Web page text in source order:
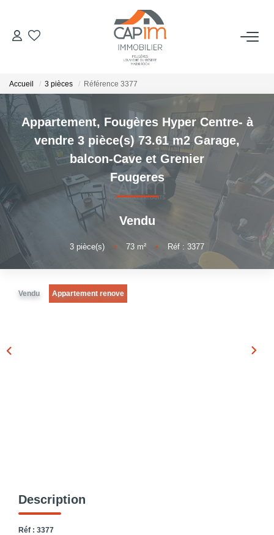
VENTES
NOTRE AGENCE
Qui Sommes Nous
Notre Équipe
Nous Rejoindre
Nos Actualités
CONTACT
Accueil 3 pièces Référence 3377
Appartement, Fougères Hyper Centre- à
vendre 3 pièce(s) 73.61 m2 Garage,
balcon-Cave et Grenier
Fougeres
Vendu
3 pièce(s) • 73 m² • Réf : 3377
Vendu Appartement renove
Description
Réf : 3377